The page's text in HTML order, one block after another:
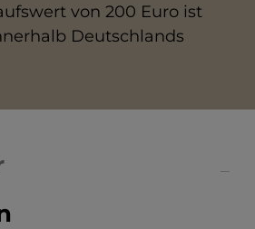
von 200 Euro ist
Deutschlands